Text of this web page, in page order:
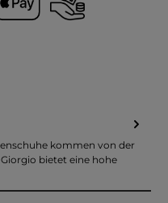
kommen von der
bietet eine hohe